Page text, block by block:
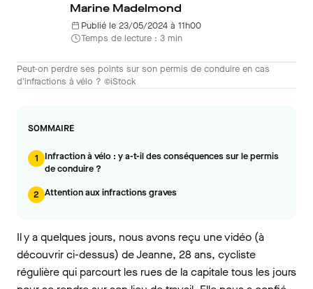
Marine Madelmond
Publié le 23/05/2024 à 11h00
Temps de lecture : 3 min
Peut-on perdre ses points sur son permis de conduire en cas
d'infractions à vélo ? ©iStock
SOMMAIRE
1
Infraction à vélo : y a-t-il des conséquences sur le permis
de conduire ?
2 Attention aux infractions graves
Il y a quelques jours, nous avons reçu une vidéo (à
découvrir ci-dessus) de Jeanne, 28 ans, cycliste
régulière qui parcourt les rues de la capitale tous les jours